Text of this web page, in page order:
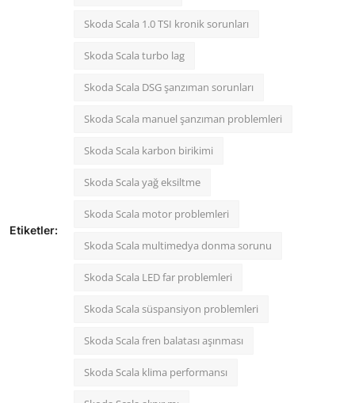
Etiketler:
Skoda Scala 1.0 TSI kronik sorunları
Skoda Scala turbo lag
Skoda Scala DSG şanzıman sorunları
Skoda Scala manuel şanzıman problemleri
Skoda Scala karbon birikimi
Skoda Scala yağ eksiltme
Skoda Scala motor problemleri
Skoda Scala multimedya donma sorunu
Skoda Scala LED far problemleri
Skoda Scala süspansiyon problemleri
Skoda Scala fren balatası aşınması
Skoda Scala klima performansı